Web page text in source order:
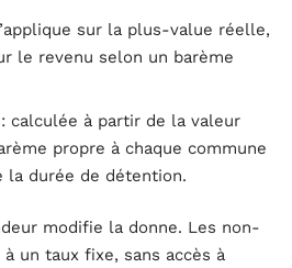
sur la plus-value réelle,
le revenu selon un barème
: calculée à partir de la valeur
propre à chaque commune
la durée de détention.
modifie la donne. Les non-
un taux fixe, sans accès à